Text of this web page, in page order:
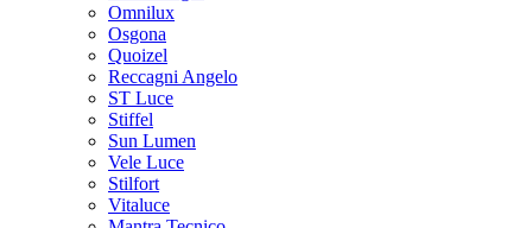
Omnilux
Osgona
Quoizel
Reccagni Angelo
ST Luce
Stiffel
Sun Lumen
Vele Luce
Stilfort
Vitaluce